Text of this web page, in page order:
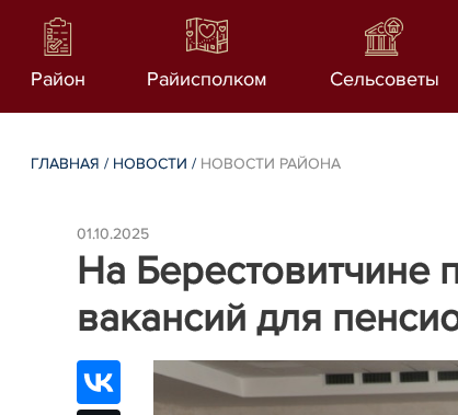
Район Райисполком Сельсоветы
ГЛАВНАЯ / НОВОСТИ / НОВОСТИ РАЙОНА
01.10.2025
На Берестовитчине
вакансий для